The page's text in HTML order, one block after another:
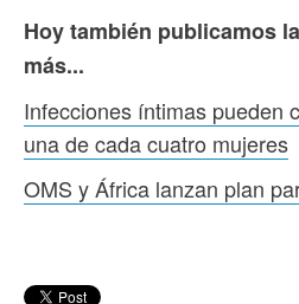
Hoy también publicamos
más...
Infecciones íntimas pueden
una de cada cuatro mujeres
OMS y África lanzan plan